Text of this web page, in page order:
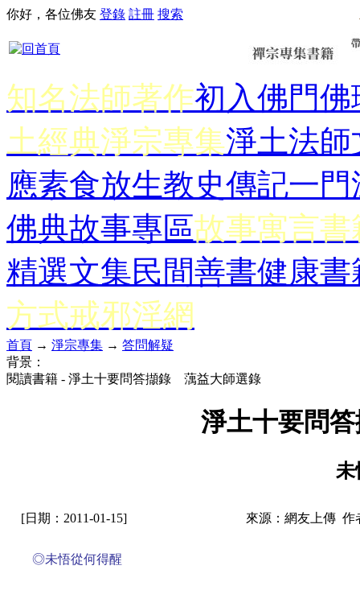
你好，各位佛友 登錄 註冊 搜索
知名法師著作初入佛門佛
土經典淨宗專集淨土法師
應素食放生教史傳記一門
佛典故事專區故事寓言書
精選文集民間善書健康書
方式戒邪淫網
首頁 → 淨宗專集 → 答問解疑
背景：
閱讀書籍 - 淨土十要問答擷錄 蕅益大師選錄
淨土十要問
未
[日期：2011-01-15] 來源：網友上傳 作
◎未悟從何得醒